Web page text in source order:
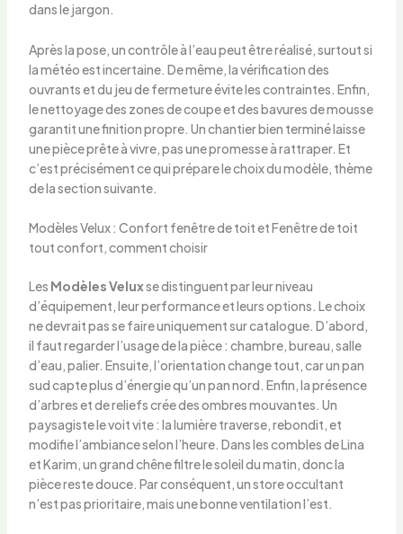
dans le jargon.
Après la pose, un contrôle à l’eau peut être réalisé, surtout si
la météo est incertaine. De même, la vérification des
ouvrants et du jeu de fermeture évite les contraintes. Enfin,
le nettoyage des zones de coupe et des bavures de mousse
garantit une finition propre. Un chantier bien terminé laisse
une pièce prête à vivre, pas une promesse à rattraper. Et
c’est précisément ce qui prépare le choix du modèle, thème
de la section suivante.
Modèles Velux : Confort fenêtre de toit et Fenêtre de toit
tout confort, comment choisir
Les Modèles Veluxse distinguent par leur niveau
d’équipement, leur performance et leurs options. Le choix
ne devrait pas se faire uniquement sur catalogue. D’abord,
il faut regarder l’usage de la pièce : chambre, bureau, salle
d’eau, palier. Ensuite, l’orientation change tout, car un pan
sud capte plus d’énergie qu’un pan nord. Enfin, la présence
d’arbres et de reliefs crée des ombres mouvantes. Un
paysagiste le voit vite : la lumière traverse, rebondit, et
modifie l’ambiance selon l’heure. Dans les combles de Lina
et Karim, un grand chêne filtre le soleil du matin, donc la
pièce reste douce. Par conséquent, un store occultant
n’est pas prioritaire, mais une bonne ventilation l’est.